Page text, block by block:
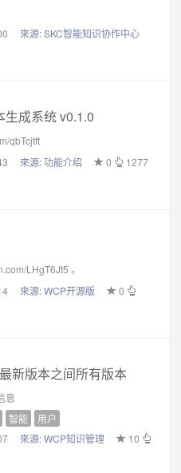
來源:SKC智能知识协作中心
成系统 v0.1.0
qbTcjtft
來源:功能介绍 0
1277
LHgT6Jt5 。
來源:WCP开源版
0
新版本之间所有版本
息
智能
用户
來源:WCP知识管理
10